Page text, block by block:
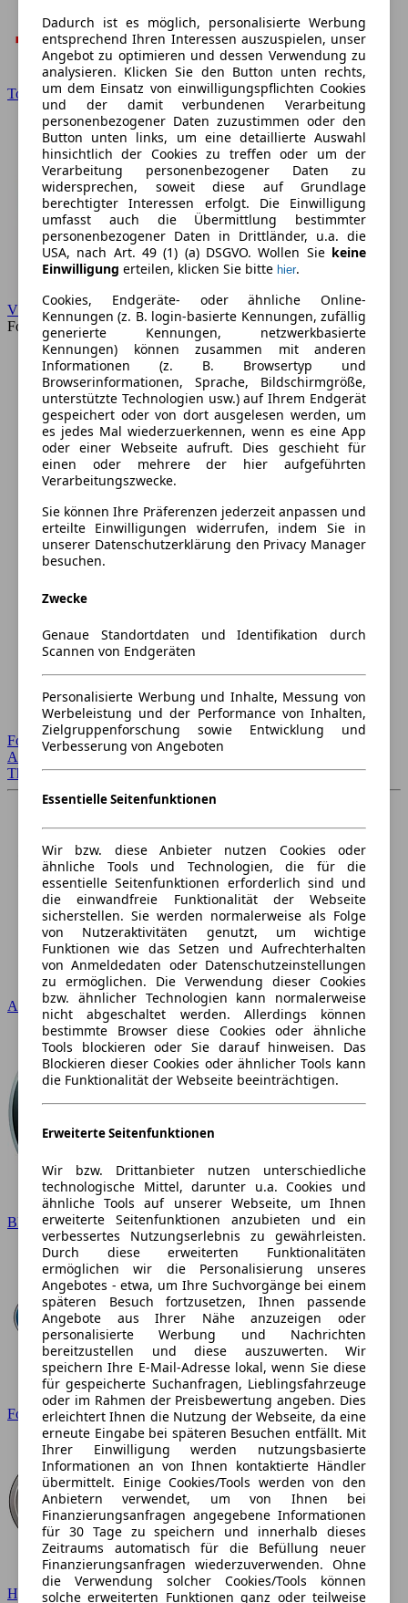
Toyota
VW
Forum
Forum Startseite
Alle Auto-Foren
Themen-Forum
Audi
BMW
Ford
Hyundai
Dadurch ist es möglich, personalisierte Werbung
entsprechend Ihren Interessen auszuspielen, unser
Angebot zu optimieren und dessen Verwendung zu
analysieren. Klicken Sie den Button unten rechts,
um dem Einsatz von einwilligungspflichten Cookies
und der damit verbundenen Verarbeitung
personenbezogener Daten zuzustimmen oder den
Button unten links, um eine detaillierte Auswahl
hinsichtlich der Cookies zu treffen oder um der
Verarbeitung personenbezogener Daten zu
widersprechen, soweit diese auf Grundlage
berechtigter Interessen erfolgt. Die Einwilligung
umfasst auch die Übermittlung bestimmter
personenbezogener Daten in Drittländer, u.a. die
USA, nach Art. 49 (1) (a) DSGVO. Wollen Sie keine
Einwilligung erteilen, klicken Sie bitte hier.
Cookies, Endgeräte- oder ähnliche Online-
Kennungen (z. B. login-basierte Kennungen, zufällig
generierte Kennungen, netzwerkbasierte
Kennungen) können zusammen mit anderen
Informationen (z. B. Browsertyp und
Browserinformationen, Sprache, Bildschirmgröße,
unterstützte Technologien usw.) auf Ihrem Endgerät
gespeichert oder von dort ausgelesen werden, um
es jedes Mal wiederzuerkennen, wenn es eine App
oder einer Webseite aufruft. Dies geschieht für
einen oder mehrere der hier aufgeführten
Verarbeitungszwecke.
Sie können Ihre Präferenzen jederzeit anpassen und
erteilte Einwilligungen widerrufen, indem Sie in
unserer Datenschutzerklärung den Privacy Manager
besuchen.
Zwecke
Genaue Standortdaten und Identifikation durch
Scannen von Endgeräten
Personalisierte Werbung und Inhalte, Messung von
Werbeleistung und der Performance von Inhalten,
Zielgruppenforschung sowie Entwicklung und
Verbesserung von Angeboten
Essentielle Seitenfunktionen
Wir bzw. diese Anbieter nutzen Cookies oder
ähnliche Tools und Technologien, die für die
essentielle Seitenfunktionen erforderlich sind und
die einwandfreie Funktionalität der Webseite
sicherstellen. Sie werden normalerweise als Folge
von Nutzeraktivitäten genutzt, um wichtige
Funktionen wie das Setzen und Aufrechterhalten
von Anmeldedaten oder Datenschutzeinstellungen
zu ermöglichen. Die Verwendung dieser Cookies
bzw. ähnlicher Technologien kann normalerweise
nicht abgeschaltet werden. Allerdings können
bestimmte Browser diese Cookies oder ähnliche
Tools blockieren oder Sie darauf hinweisen. Das
Blockieren dieser Cookies oder ähnlicher Tools kann
die Funktionalität der Webseite beeinträchtigen.
Erweiterte Seitenfunktionen
Wir bzw. Drittanbieter nutzen unterschiedliche
technologische Mittel, darunter u.a. Cookies und
ähnliche Tools auf unserer Webseite, um Ihnen
erweiterte Seitenfunktionen anzubieten und ein
verbessertes Nutzungserlebnis zu gewährleisten.
Durch diese erweiterten Funktionalitäten
ermöglichen wir die Personalisierung unseres
Angebotes - etwa, um Ihre Suchvorgänge bei einem
späteren Besuch fortzusetzen, Ihnen passende
Angebote aus Ihrer Nähe anzuzeigen oder
personalisierte Werbung und Nachrichten
bereitzustellen und diese auszuwerten. Wir
speichern Ihre E-Mail-Adresse lokal, wenn Sie diese
für gespeicherte Suchanfragen, Lieblingsfahrzeuge
oder im Rahmen der Preisbewertung angeben. Dies
erleichtert Ihnen die Nutzung der Webseite, da eine
erneute Eingabe bei späteren Besuchen entfällt. Mit
Ihrer Einwilligung werden nutzungsbasierte
Informationen an von Ihnen kontaktierte Händler
übermittelt. Einige Cookies/Tools werden von den
Anbietern verwendet, um von Ihnen bei
Finanzierungsanfragen angegebene Informationen
für 30 Tage zu speichern und innerhalb dieses
Zeitraums automatisch für die Befüllung neuer
Finanzierungsanfragen wiederzuverwenden. Ohne
die Verwendung solcher Cookies/Tools können
solche erweiterten Funktionen ganz oder teilweise